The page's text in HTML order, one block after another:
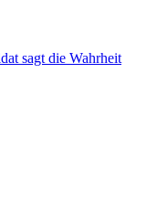
sagt die Wahrheit